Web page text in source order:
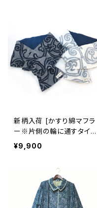
新柄入荷 [かすり綿マフラ
ー※片側の輪に通すタイプ]
唐草文様 全2色 久留米絣×
天然藍染ガーゼ 池田絣工
¥9,900